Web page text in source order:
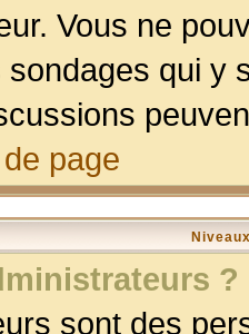
Vous ne
qui y
page
?
sont des